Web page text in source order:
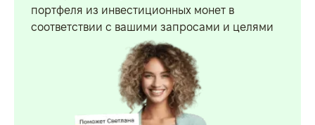
портфеля из инвестиционных монет в
соответствии с вашими запросами и целями